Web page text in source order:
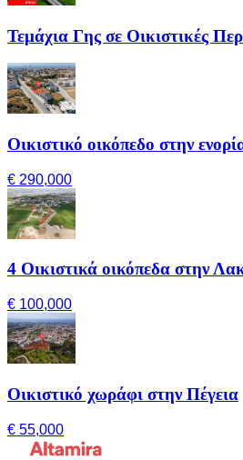
Τεμάχια Γης σε Οικιστικές
Οικιστικό οικόπεδο στην
€ 290,000
4 Οικιστικά οικόπεδα στην
€ 100,000
Οικιστικό χωράφι στην Πέγεια
€ 55,000